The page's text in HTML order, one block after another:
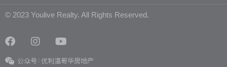
© 2023 Youlive Realty. All Rights Reserved.
公众号：优利温哥华房地产